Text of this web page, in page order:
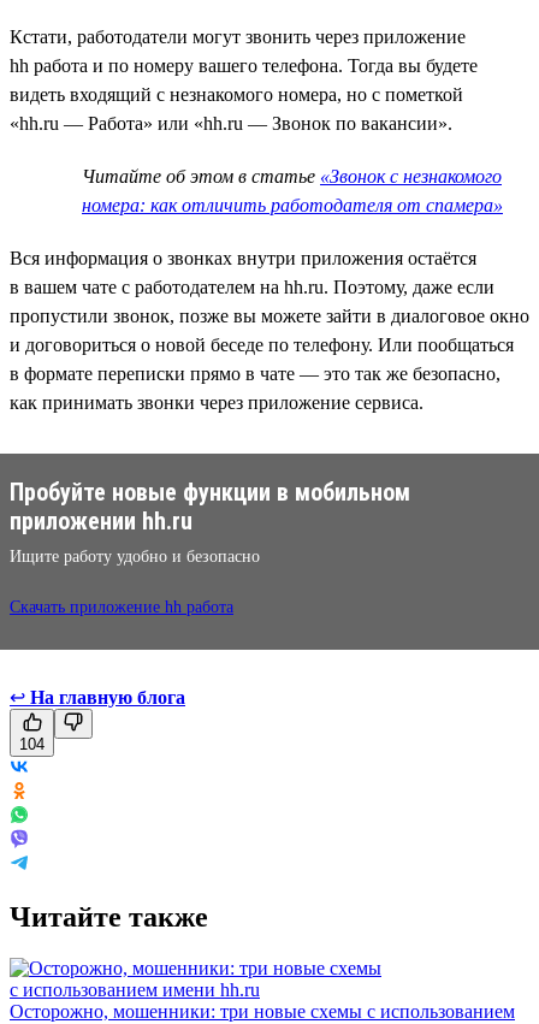
Кстати, работодатели могут звонить через приложение
hh работа и по номеру вашего телефона. Тогда вы будете
видеть входящий с незнакомого номера, но с пометкой
«hh.ru — Работа» или «hh.ru — Звонок по вакансии».
Читайте об этом в статье «Звонок с незнакомого
номера: как отличить работодателя от спамера»
Вся информация о звонках внутри приложения остаётся
в вашем чате с работодателем на hh.ru. Поэтому, даже если
пропустили звонок, позже вы можете зайти в диалоговое окно
и договориться о новой беседе по телефону. Или пообщаться
в формате переписки прямо в чате — это так же безопасно,
как принимать звонки через приложение сервиса.
Пробуйте новые функции в мобильном
приложении hh.ru
Ищите работу удобно и безопасно
Скачать приложение hh работа
↩ На главную блога
104
Читайте также
Осторожно, мошенники: три новые схемы с использованием